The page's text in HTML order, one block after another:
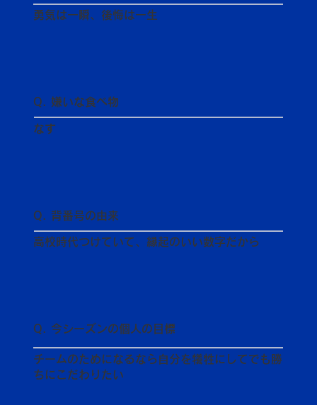
Q. 背番号の由来
高校時代つけていて、縁起のいい数字だから
Q. 嫌いな食べ物
なす
勇気は一瞬、後悔は一生
Q. 今シーズンの個人の目標
チームのためになるなら自分を犠牲にしてでも勝
ちにこだわりたい